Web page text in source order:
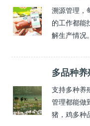
溯源管理，
的工作都能
解生产情况。
多品种养
支持多种养
管理都能做
猪，鸡多种